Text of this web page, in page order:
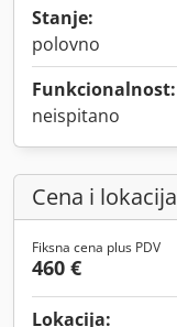
Stanje:
polovno
Funkcionalnost:
neispitano
Cena i lokacija
Fiksna cena plus PDV
460 €
Lokacija: